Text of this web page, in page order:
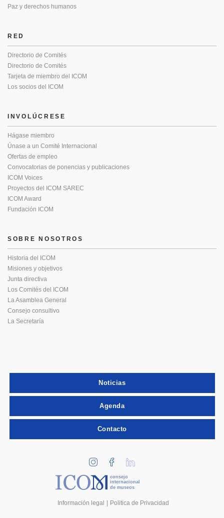
Paz y derechos humanos
RED
Directorio de Comités
Directorio de Comités
Tarjeta de miembro del ICOM
Los socios del ICOM
INVOLÚCRESE
Hágase miembro
Únase a un Comité Internacional
Ofertas de empleo
Convocatorias de ponencias y publicaciones
ICOM Voices
Proyectos del ICOM SAREC
ICOM Award
Fundación ICOM
SOBRE NOSOTROS
Historia del ICOM
Misiones y objetivos
Junta directiva
Los Comités del ICOM
La Asamblea General
Consejo consultivo
La Secretaría
Noticias
Agenda
Contacto
consejo
internacional
de museos
Información legal Politica de Privacidad